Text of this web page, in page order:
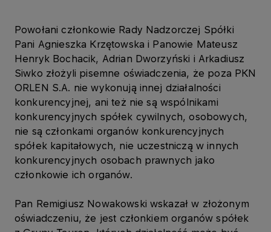
Powołani członkowie Rady Nadzorczej Spółki
Pani Agnieszka Krzętowska i Panowie Mateusz
Henryk Bochacik, Adrian Dworzyński i Arkadiusz
Siwko złożyli pisemne oświadczenia, że poza PKN
ORLEN S.A. nie wykonują innej działalności
konkurencyjnej, ani też nie są wspólnikami
konkurencyjnych spółek cywilnych, osobowych,
nie są członkami organów konkurencyjnych
spółek kapitałowych, nie uczestniczą w innych
konkurencyjnych osobach prawnych jako
członkowie ich organów.
Pan Remigiusz Nowakowski wskazał w złożonym
oświadczeniu, że jest członkiem organów spółek